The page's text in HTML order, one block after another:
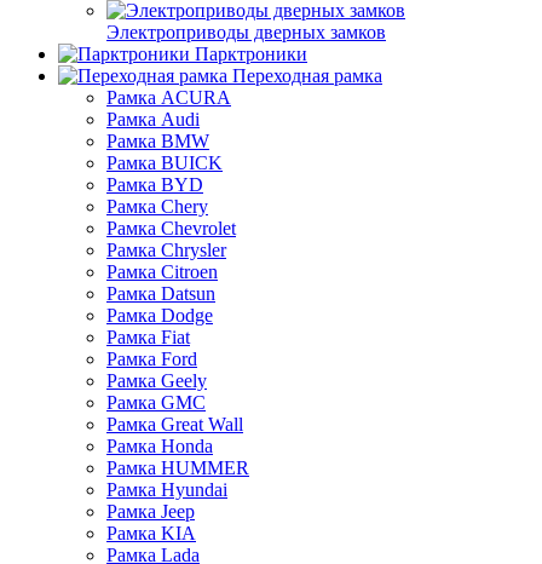
Электроприводы дверных замков
Парктроники
Переходная рамка
Рамка ACURA
Рамка Audi
Рамка BMW
Рамка BUICK
Рамка BYD
Рамка Chery
Рамка Chevrolet
Рамка Chrysler
Рамка Citroen
Рамка Datsun
Рамка Dodge
Рамка Fiat
Рамка Ford
Рамка Geely
Рамка GMC
Рамка Great Wall
Рамка Honda
Рамка HUMMER
Рамка Hyundai
Рамка Jeep
Рамка KIA
Рамка Lada